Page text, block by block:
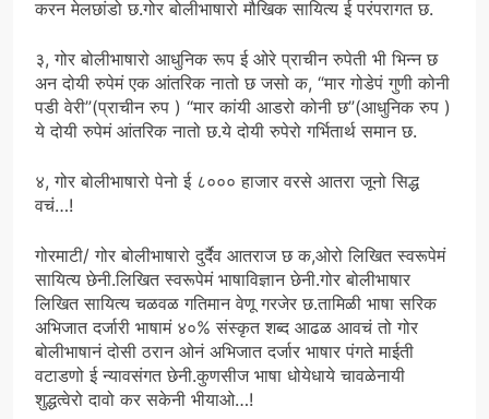
करन मेलछांडो छ.गोर बोलीभाषारो मौखिक सायित्य ई परंपरागत छ.
३, गोर बोलीभाषारो आधुनिक रूप ई ओरे प्राचीन रुपेती भी भिन्न छ
अन दोयी रुपेमं एक आंतरिक नातो छ जसो क, “मार गोडेपं गुणी कोनी
पडी वेरी”(प्राचीन रुप ) “मार कांयी आडरो कोनी छ”(आधुनिक रुप )
ये दोयी रुपेमं आंतरिक नातो छ.ये दोयी रुपेरो गर्भितार्थ समान छ.
४, गोर बोलीभाषारो पेनो ई ८००० हाजार वरसे आतरा जूनो सिद्ध
वचं…!
गोरमाटी/ गोर बोलीभाषारो दुर्दैव आतराज छ क,ओरो लिखित स्वरूपेमं
सायित्य छेनी.लिखित स्वरूपेमं भाषाविज्ञान छेनी.गोर बोलीभाषार
लिखित सायित्य चळवळ गतिमान वेणू गरजेर छ.तामिळी भाषा सरिक
अभिजात दर्जारी भाषामं ४०% संस्कृत शब्द आढळ आवचं तो गोर
बोलीभाषानं दोसी ठरान ओनं अभिजात दर्जार भाषार पंगते माईती
वटाडणो ई न्यावसंगत छेनी.कुणसीज भाषा धोयेधाये चावळेनायी
शुद्धत्वेरो दावो कर सकेनी भीयाओ…!